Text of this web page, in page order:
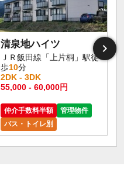
清泉地ハイツ
ＪＲ飯田線「上片桐」駅徒
歩10分
2DK - 3DK
55,000 - 60,000円
仲介手数料半額
管理物件
バス・トイレ別